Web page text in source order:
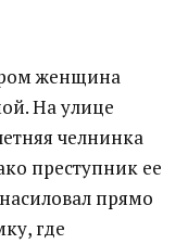
женщина
На улице
челнинка
преступник ее
прямо
где